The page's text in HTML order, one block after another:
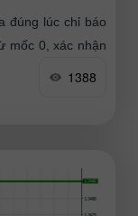
đúng lúc chỉ báo
mốc 0, xác nhận
1388